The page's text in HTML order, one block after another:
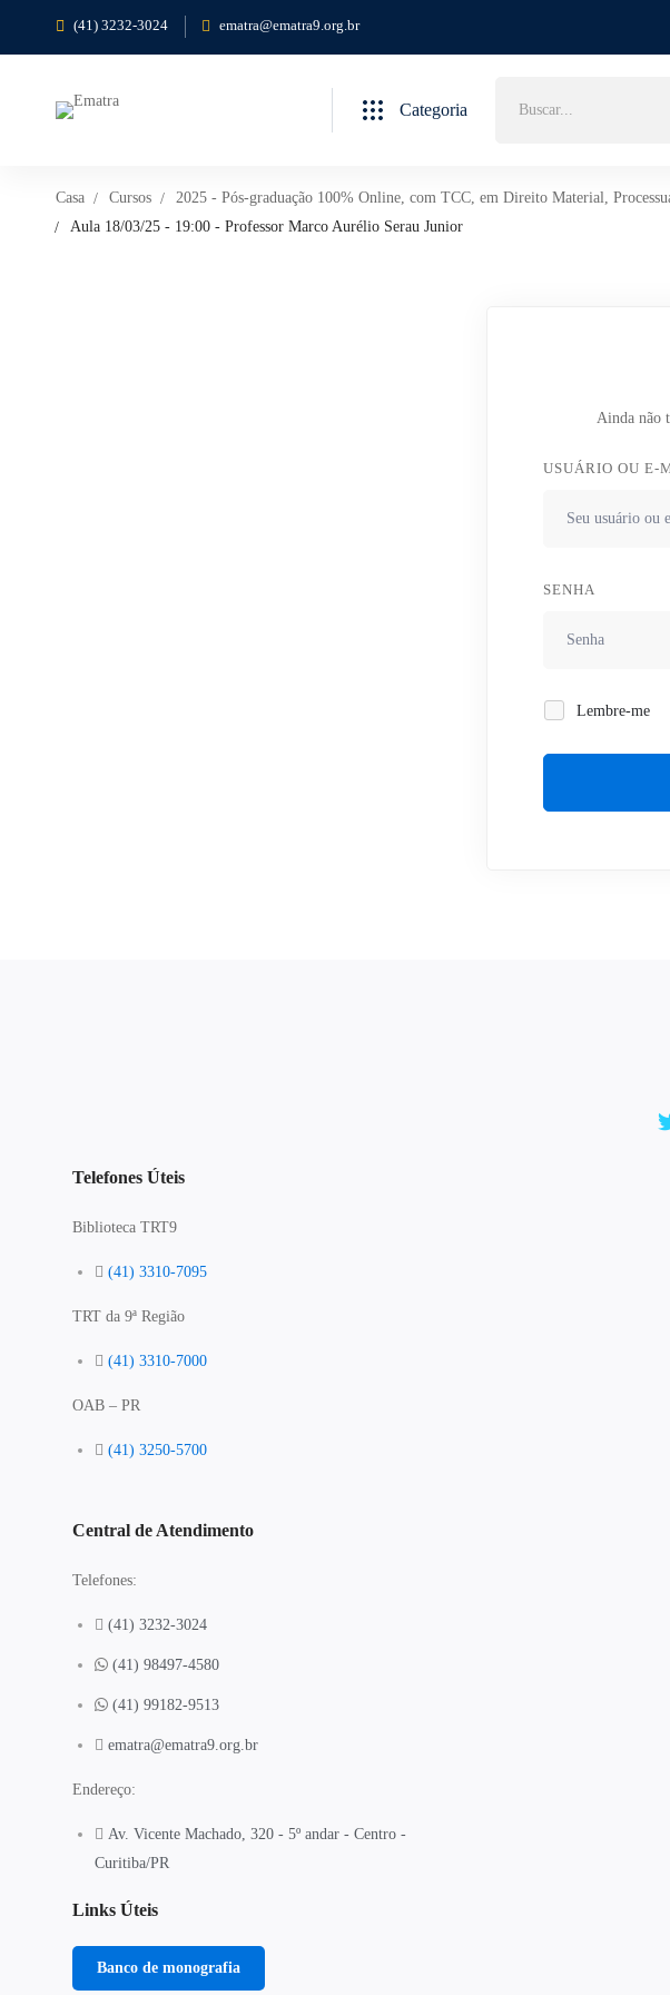
(41) 3232-3024 ematra@ematra9.org.br
Categoria
Casa Cursos 2025 - Pós-graduação 100% Online, com TCC, em Direito Material,
Aula 18/03/25 - 19:00 - Professor Marco Aurélio Serau Junior
Ainda não
USUÁRIO OU E-
SENHA
Lembre-me
Telefones Úteis
Biblioteca TRT9
(41) 3310-7095
TRT da 9ª Região
(41) 3310-7000
OAB – PR
(41) 3250-5700
Central de Atendimento
Telefones:
(41) 3232-3024
(41) 98497-4580
(41) 99182-9513
ematra@ematra9.org.br
Endereço:
Av. Vicente Machado, 320 - 5º andar - Centro -
Curitiba/PR
Links Úteis
Banco de monografia